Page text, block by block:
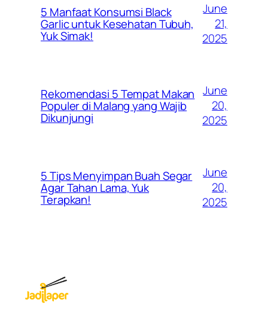
5 Manfaat Konsumsi Black
Garlic untuk Kesehatan Tubuh,
Yuk Simak!
June
21,
2025
Rekomendasi 5 Tempat Makan
Populer di Malang yang Wajib
Dikunjungi
June
20,
2025
5 Tips Menyimpan Buah Segar
Agar Tahan Lama, Yuk
Terapkan!
June
20,
2025